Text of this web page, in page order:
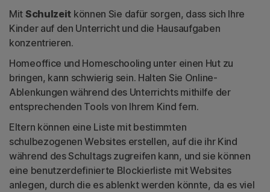
Mit Schulzeit können Sie dafür sorgen, dass sich Ihre
Kinder auf den Unterricht und die Hausaufgaben
konzentrieren.
Homeoffice und Homeschooling unter einen Hut zu
bringen, kann schwierig sein. Halten Sie Online-
Ablenkungen während des Unterrichts mithilfe der
entsprechenden Tools von Ihrem Kind fern.
Eltern können eine Liste mit bestimmten
schulbezogenen Websites erstellen, auf die ihr Kind
während des Schultags zugreifen kann, und sie können
eine benutzerdefinierte Blockierliste mit Websites
anlegen, durch die es ablenkt werden könnte, da es viel